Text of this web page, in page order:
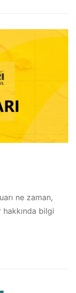
ne zaman,
hakkında bilgi